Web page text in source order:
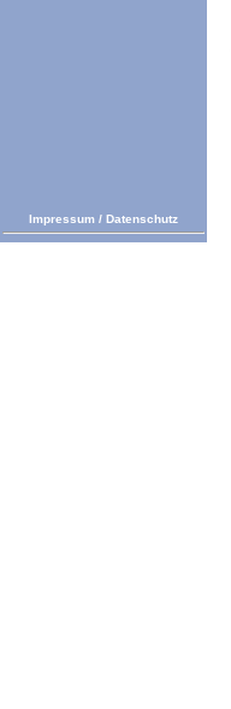
Impressum / Datenschutz